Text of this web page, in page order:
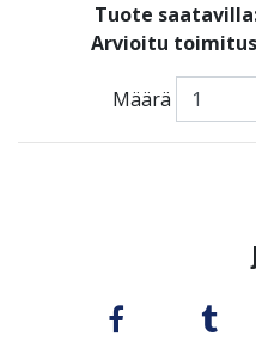
Tuote
Arvioitu
Määrä